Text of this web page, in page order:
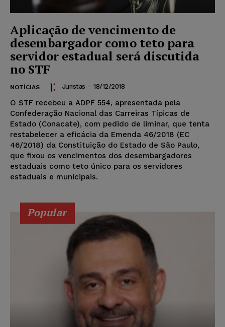
Aplicação de vencimento de
desembargador como teto para
servidor estadual será discutida
no STF
NOTÍCIAS Juristas - 18/12/2018
O STF recebeu a ADPF 554, apresentada pela
Confederação Nacional das Carreiras Típicas de
Estado (Conacate), com pedido de liminar, que tenta
restabelecer a eficácia da Emenda 46/2018 (EC
46/2018) da Constituição do Estado de São Paulo,
que fixou os vencimentos dos desembargadores
estaduais como teto único para os servidores
estaduais e municipais.
Popular